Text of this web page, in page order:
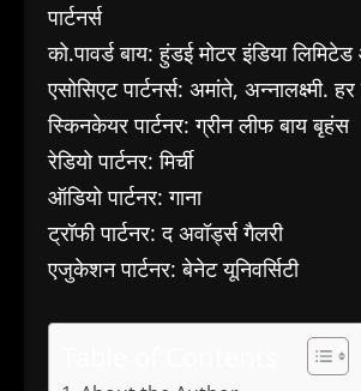
पार्टनर्स
को.पावर्ड बाय: हुंडई मोटर इंडिया
एसोसिएट पार्टनर्स: अमांते, अन्नालक्ष्मी.
स्किनकेयर पार्टनर: ग्रीन लीफ बाय बृहंस
रेडियो पार्टनर: मिर्ची
ऑडियो पार्टनर: गाना
ट्रॉफी पार्टनर: द अवॉर्ड्स गैलरी
एजुकेशन पार्टनर: बेनेट यूनिवर्सिटी